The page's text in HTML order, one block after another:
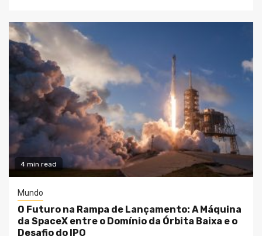
4 min read
Mundo
O Futuro na Rampa de Lançamento: A Máquina
da SpaceX entre o Domínio da Órbita Baixa e o
Desafio do IPO